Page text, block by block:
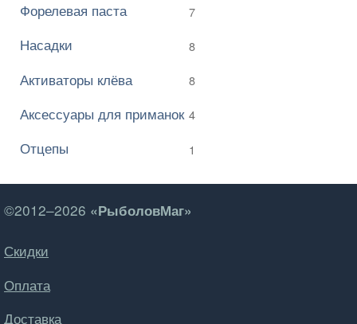
Форелевая паста 7
Насадки 8
Активаторы клёва 8
Аксессуары для приманок 4
Отцепы 1
©2012–2026 «РыболовМаг»
Скидки
Оплата
Доставка